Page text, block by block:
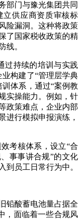
部门与豫光集团共同
立供应商资质审核标
险漏洞。这种将政策
了国家税收政策的精
线。
持续的培训与实践
构建了“管理层学典
体系，通过“案例教
实操能力。例如，针
政策难点，企业内部
进行模拟申报演练，
考核体系，设立“合
事事讲合规”的文化
到员工日常行为中。
酸蓄电池量占据全
，面临着一些合规风